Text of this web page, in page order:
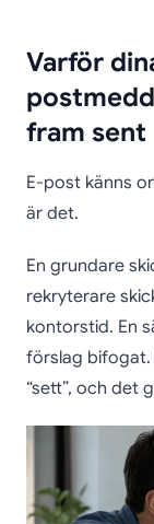
Varför
fram sent
E-post känns
är det.
En grundare
rekryterare
kontorstid. En
förslag bifogat.
“sett”, och det